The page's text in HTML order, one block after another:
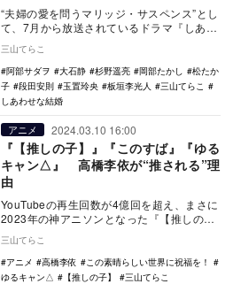
“夫婦の愛を問うマリッジ・サスペンス”とし
て、7月から放送されているドラマ『しあわ
は、タレ…
三山てらこ
阿部サダヲ
大石静 杉野遥亮 岡部たかし
松たか
子
段田安則 玉置玲央 板垣李光人
三山てらこ
しあわせな結婚
アニメ 2024.03.10 16:00
『【推しの子】』『このすば』『ゆる
キャン△』 高橋李依が“推される”理
由
YouTubeの再生回数が4億回を超え、まさに
2023年の神アニソンとなった『【推しの
三山てらこ
アニメ
高橋李依
この素晴らしい世界に祝福を！
ゆるキャン△
【推しの子】 三山てらこ